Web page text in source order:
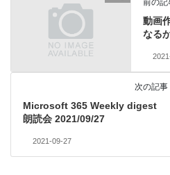
前の記
動画
なる
次の記事
Microsoft 365 Weekly digest
朗読会 2021/09/27
2021-09-27